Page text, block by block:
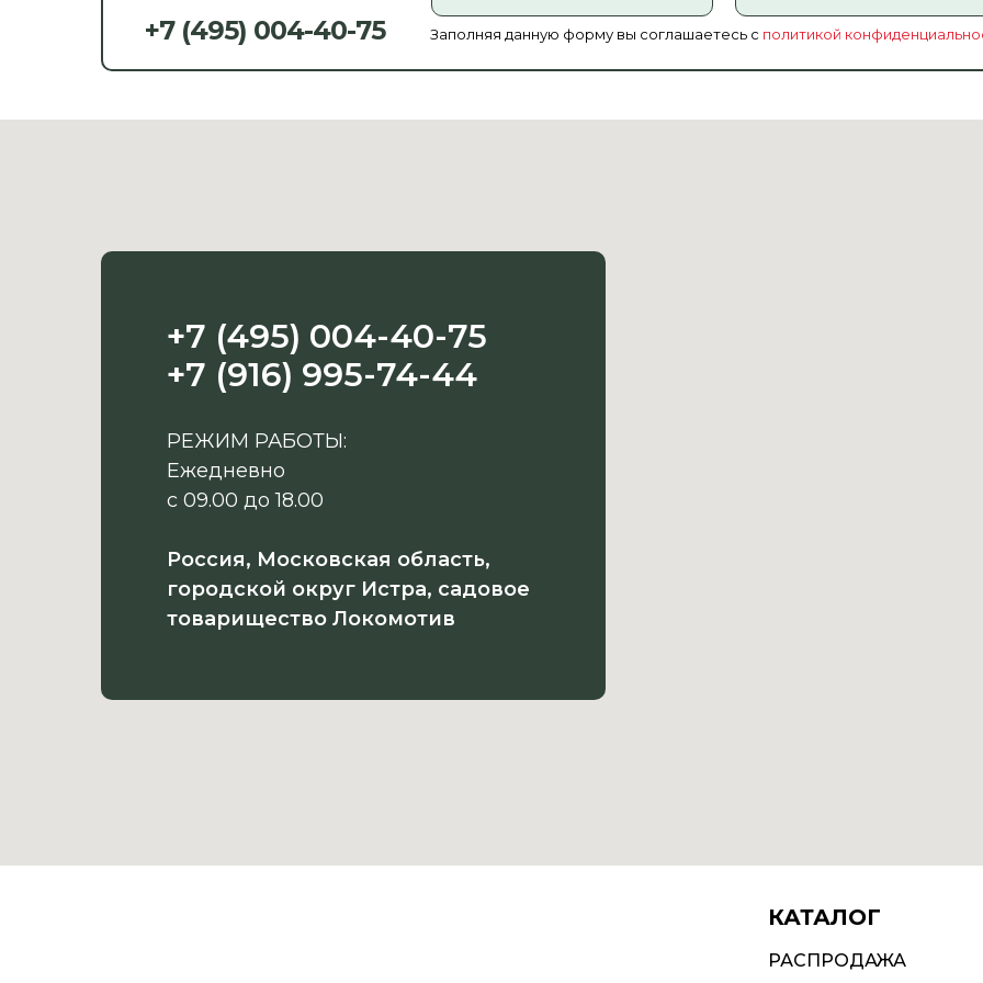
Заполняя данную форму вы соглашаетесь с политикой
+7 (495) 004-40-75
+7 (495) 004-40-75
+7 (916) 995-74-44
РЕЖИМ РАБОТЫ:
Ежедневно
с 09.00 до 18.00
Россия, Московская область,
городской округ Истра, садовое
товарищество Локомотив
РАСПРОДАЖА
КАТАЛОГ